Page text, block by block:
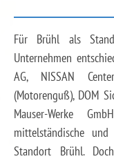
Für Brühl als
Unternehmen
AG, NISSAN
(Motorenguß), DOM
Mauser-Werke
mittelständische
Standort Brühl.